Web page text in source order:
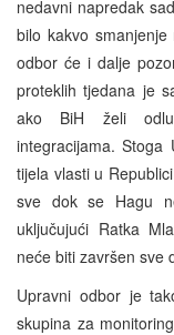
nedavni napredak
bilo kakvo
odbor će i dalje
proteklih tjedana je
ako BiH želi
integracijama. Stoga
tijela vlasti u
sve dok se Hagu
uključujući Ratka
neće biti završen sve
Upravni odbor je
skupina za